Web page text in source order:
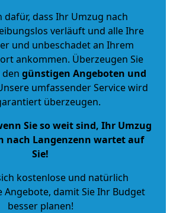
dafür, dass Ihr Umzug nach
verläuft und alle Ihre
und unbeschadet an Ihrem
ankommen. Überzeugen Sie
günstigen Angeboten und
umfassender Service wird
überzeugen.
Sie so weit sind, Ihr Umzug
nach Langenzenn wartet auf
Sie!
kostenlose und natürlich
Angebote, damit Sie Ihr Budget
besser planen!